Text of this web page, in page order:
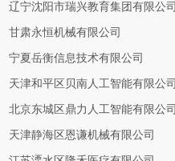
辽宁沈阳市瑞兴教育集团有限公司
甘肃永恒机械有限公司
宁夏岳衡信息技术有限公司
天津和平区贝南人工智能有限公司
北京东城区鼎力人工智能有限公司
天津静海区恩谦机械有限公司